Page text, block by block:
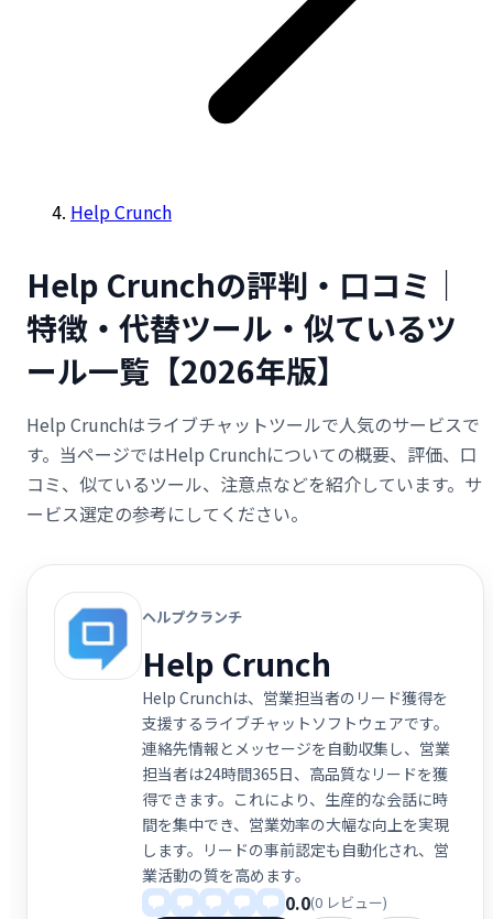
Help Crunch
Help Crunchの評判・口コミ｜
特徴・代替ツール・似ているツ
ール一覧【2026年版】
Help Crunchはライブチャットツールで人気のサービスで
す。当ページではHelp Crunchについての概要、評価、口
コミ、似ているツール、注意点などを紹介しています。サ
ービス選定の参考にしてください。
ヘルプクランチ
Help Crunch
Help Crunchは、営業担当者のリード獲得を
支援するライブチャットソフトウェアです。
連絡先情報とメッセージを自動収集し、営業
担当者は24時間365日、高品質なリードを獲
得できます。これにより、生産的な会話に時
間を集中でき、営業効率の大幅な向上を実現
します。リードの事前認定も自動化され、営
業活動の質を高めます。
0.0(0 レビュー)